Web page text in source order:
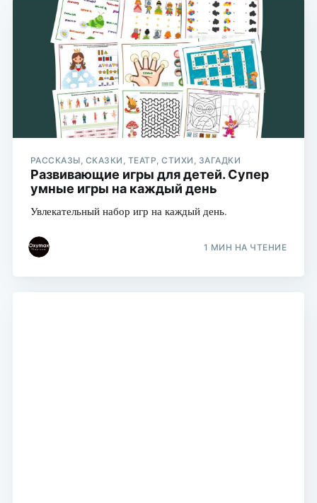
РАССКАЗЫ, СКАЗКИ, ТЕАТР, СТИХИ, ЗАГАДКИ
Развивающие игры для детей. Супер
умные игры на каждый день
Увлекательный набор игр на каждый день.
1 МИН НА ЧТЕНИЕ